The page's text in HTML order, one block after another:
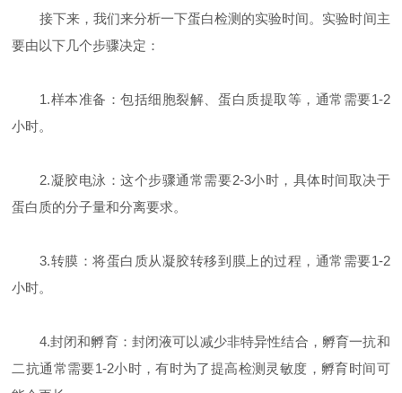
接下来，我们来分析一下蛋白检测的实验时间。实验时间主
要由以下几个步骤决定：
1.样本准备：包括细胞裂解、蛋白质提取等，通常需要1-2
小时。
2.凝胶电泳：这个步骤通常需要2-3小时，具体时间取决于
蛋白质的分子量和分离要求。
3.转膜：将蛋白质从凝胶转移到膜上的过程，通常需要1-2
小时。
4.封闭和孵育：封闭液可以减少非特异性结合，孵育一抗和
二抗通常需要1-2小时，有时为了提高检测灵敏度，孵育时间可